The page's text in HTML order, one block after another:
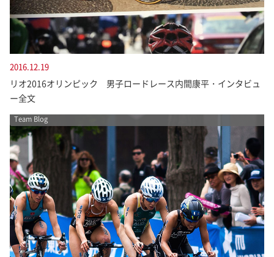
2016.12.19
リオ2016オリンピック 男子ロードレース内間康平・インタビュ
ー全文
Team Blog